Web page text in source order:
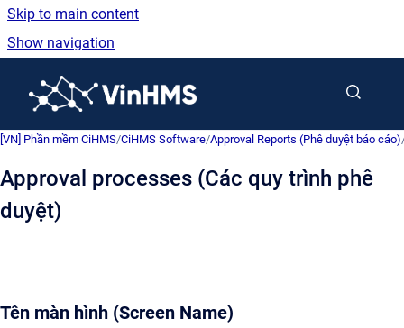
Skip to main content
Show navigation
[VN] Phần mềm CiHMS/CiHMS Software/Approval Reports (Phê duyệt báo cáo)
Approval processes (Các quy trình phê
duyệt)
Tên màn hình (Screen Name)